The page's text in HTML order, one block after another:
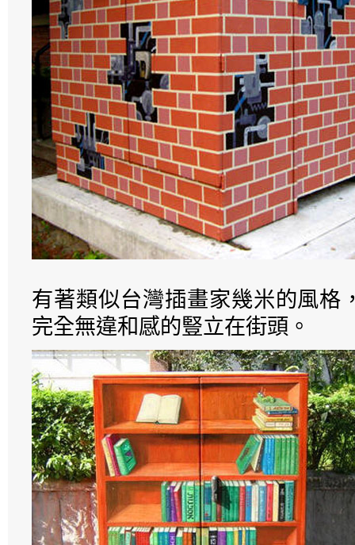
有著類似台灣插畫家幾米的風格
完全無違和感的豎立在街頭。